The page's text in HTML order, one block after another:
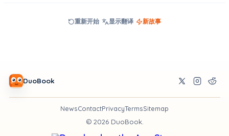
重新开始 显示翻译 新故事
DuoBook
NewsContactPrivacyTermsSitemap
© 2026DuoBook.